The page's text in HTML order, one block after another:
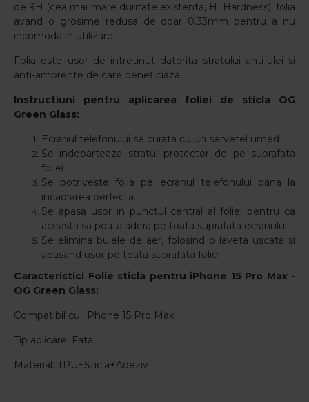
de 9H (cea mai mare duritate existenta, H=Hardness), folia
avand o grosime redusa de doar 0.33mm pentru a nu
incomoda in utilizare.
Folia este usor de intretinut datorita stratului anti-ulei si
anti-amprente de care beneficiaza.
Instructiuni pentru aplicarea foliei de sticla OG
Green Glass:
Ecranul telefonului se curata cu un servetel umed.
Se indeparteaza stratul protector de pe suprafata
foliei.
Se potriveste folia pe ecranul telefonului pana la
incadrarea perfecta.
Se apasa usor in punctul central al foliei pentru ca
aceasta sa poata adera pe toata suprafata ecranului.
Se elimina bulele de aer, folosind o laveta uscata si
apasand usor pe toata suprafata foliei.
Caracteristici Folie sticla pentru iPhone 15 Pro Max -
OG Green Glass:
Compatibil cu: iPhone 15 Pro Max
Tip aplicare: Fata
Material: TPU+Sticla+Adeziv